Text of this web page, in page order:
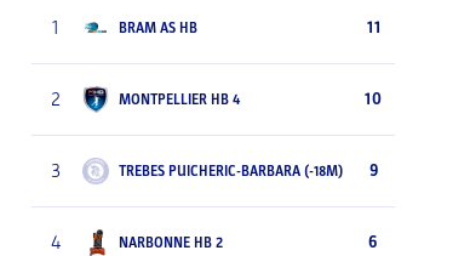
1 BRAM AS HB 11
2 MONTPELLIER HB 4 10
3 TREBES PUICHERIC-BARBARA (-18M) 9
4 NARBONNE HB 2 6